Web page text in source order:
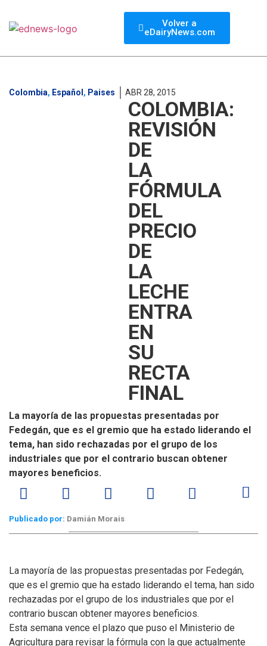
Volver a
eDairyNews.com
Colombia, Español , Paises ABR 28, 2015
COLOMBIA:
REVISIÓN
DE
LA
FÓRMULA
DEL
PRECIO
DE
LA
LECHE
ENTRA
EN
SU
RECTA
FINAL
La mayoría de las propuestas presentadas por
Fedegán, que es el gremio que ha estado liderando el
tema, han sido rechazadas por el grupo de los
industriales que por el contrario buscan obtener
mayores beneficios.
Publicado por: Damián Morais
La mayoría de las propuestas presentadas por Fedegán,
que es el gremio que ha estado liderando el tema, han sido
rechazadas por el grupo de los industriales que por el
contrario buscan obtener mayores beneficios.
Esta semana vence el plazo que puso el Ministerio de
Agricultura para revisar la fórmula con la que actualmente